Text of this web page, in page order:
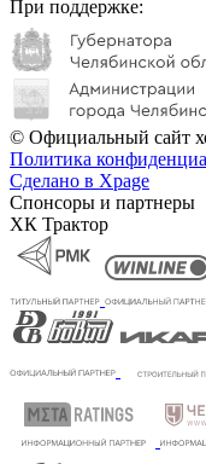
При поддержке:
© Официальный сайт
Политика
Сделано в Xpage
Спонсоры и партнеры
ХК Трактор